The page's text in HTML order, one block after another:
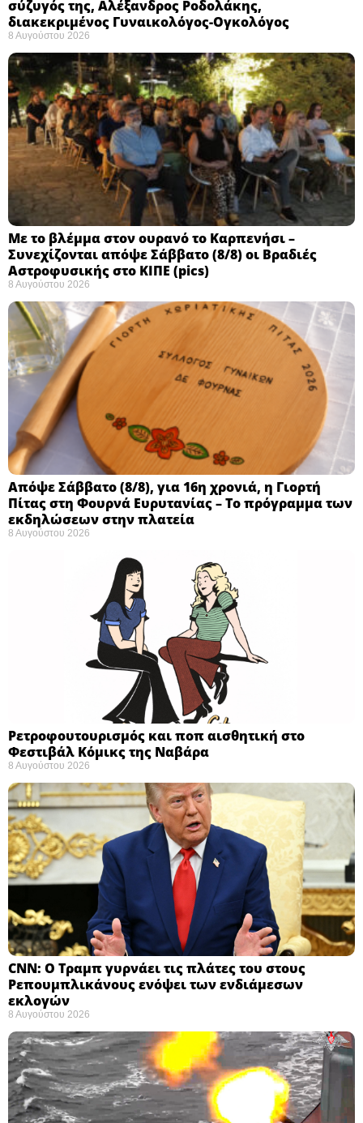
σύζυγός της, Αλέξανδρος Ροδολάκης,
διακεκριμένος Γυναικολόγος-Ογκολόγος
8 Αυγούστου 2026
Με το βλέμμα στον ουρανό το Καρπενήσι –
Συνεχίζονται απόψε Σάββατο (8/8) οι Βραδιές
Αστροφυσικής στο ΚΙΠΕ (pics)
8 Αυγούστου 2026
Απόψε Σάββατο (8/8), για 16η χρονιά, η Γιορτή
Πίτας στη Φουρνά Ευρυτανίας – Το πρόγραμμα των
εκδηλώσεων στην πλατεία
8 Αυγούστου 2026
Ρετροφουτουρισμός και ποπ αισθητική στο
Φεστιβάλ Κόμικς της Ναβάρα ​
8 Αυγούστου 2026
CNN: Ο Τραμπ γυρνάει τις πλάτες του στους
Ρεπουμπλικάνους ενόψει των ενδιάμεσων
εκλογών ​
8 Αυγούστου 2026